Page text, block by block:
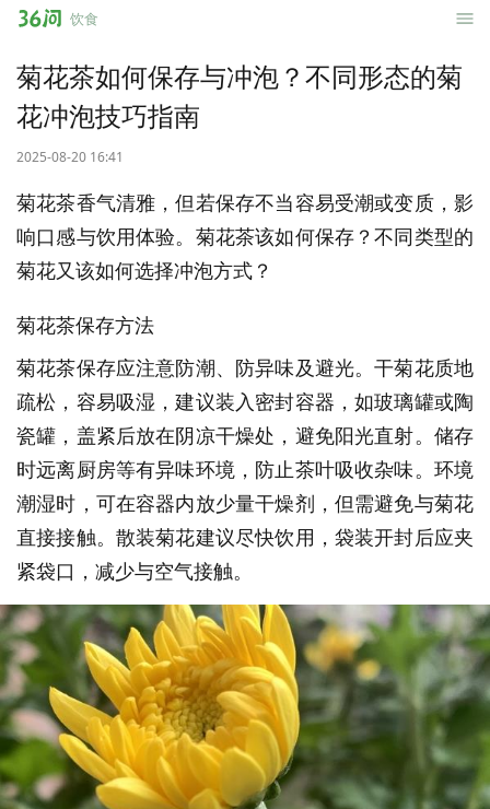
36
饮食
菊花茶如何保存与冲泡？不同形态的菊
花冲泡技巧指南
2025-08-20 16:41
菊花茶香气清雅，但若保存不当容易受潮或变质，影
响口感与饮用体验。菊花茶该如何保存？不同类型的
菊花又该如何选择冲泡方式？
菊花茶保存方法
菊花茶保存应注意防潮、防异味及避光。干菊花质地
疏松，容易吸湿，建议装入密封容器，如玻璃罐或陶
瓷罐，盖紧后放在阴凉干燥处，避免阳光直射。储存
时远离厨房等有异味环境，防止茶叶吸收杂味。环境
潮湿时，可在容器内放少量干燥剂，但需避免与菊花
直接接触。散装菊花建议尽快饮用，袋装开封后应夹
紧袋口，减少与空气接触。